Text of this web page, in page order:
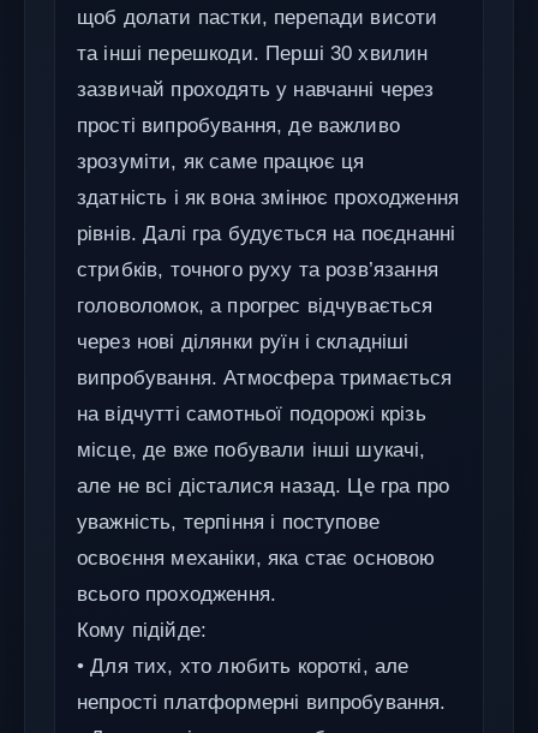
щоб долати пастки, перепади висоти
та інші перешкоди. Перші 30 хвилин
зазвичай проходять у навчанні через
прості випробування, де важливо
зрозуміти, як саме працює ця
здатність і як вона змінює проходження
рівнів. Далі гра будується на поєднанні
стрибків, точного руху та розв’язання
головоломок, а прогрес відчувається
через нові ділянки руїн і складніші
випробування. Атмосфера тримається
на відчутті самотньої подорожі крізь
місце, де вже побували інші шукачі,
але не всі дісталися назад. Це гра про
уважність, терпіння і поступове
освоєння механіки, яка стає основою
всього проходження.
Кому підійде:
• Для тих, хто любить короткі, але
непрості платформерні випробування.